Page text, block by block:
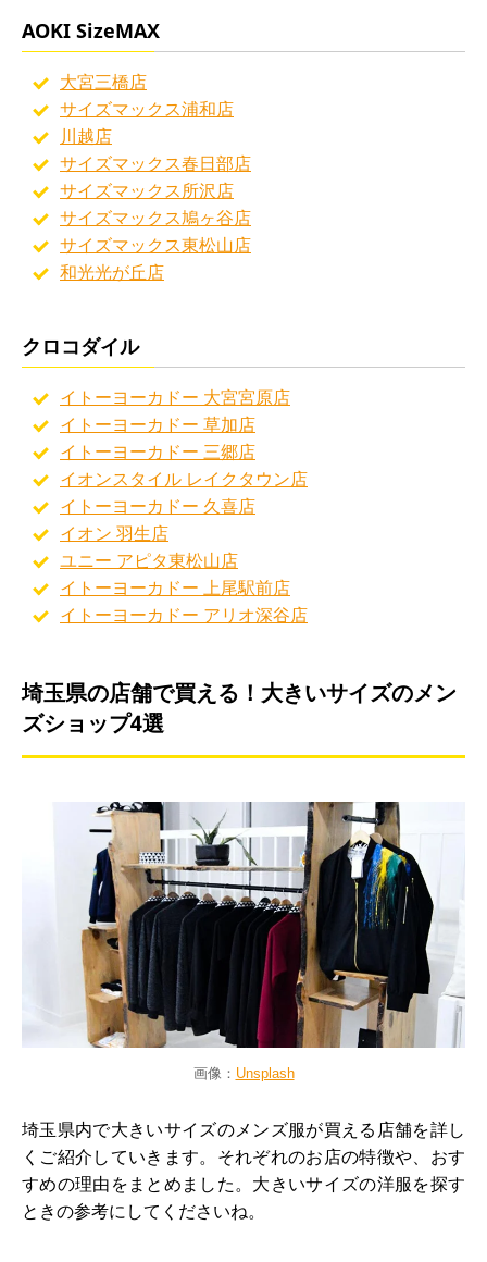
AOKI SizeMAX
大宮三橋店
サイズマックス浦和店
川越店
サイズマックス春日部店
サイズマックス所沢店
サイズマックス鳩ヶ谷店
サイズマックス東松山店
和光光が丘店
クロコダイル
イトーヨーカドー 大宮宮原店
イトーヨーカドー 草加店
イトーヨーカドー 三郷店
イオンスタイル レイクタウン店
イトーヨーカドー 久喜店
イオン 羽生店
ユニー アピタ東松山店
イトーヨーカドー 上尾駅前店
イトーヨーカドー アリオ深谷店
埼玉県の店舗で買える！大きいサイズのメン
ズショップ4選
画像： Unsplash
埼玉県内で大きいサイズのメンズ服が買える店舗を詳し
くご紹介していきます。それぞれのお店の特徴や、おす
すめの理由をまとめました。大きいサイズの洋服を探す
ときの参考にしてくださいね。